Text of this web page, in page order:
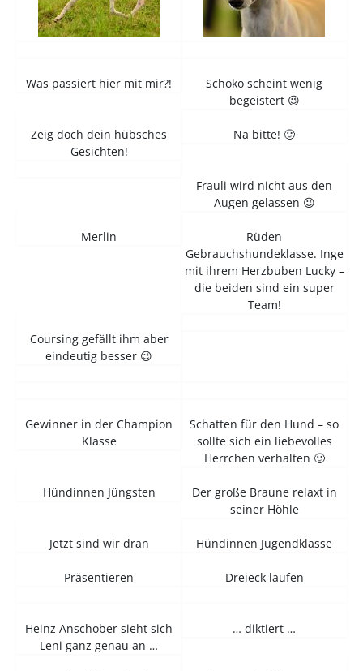
Was passiert hier mit mir?!
Schoko scheint wenig
begeistert 😉
Zeig doch dein hübsches
Gesichten!
Na bitte! 🙂
Frauli wird nicht aus den
Augen gelassen 😉
Merlin
Rüden
Gebrauchshundeklasse. Inge
mit ihrem Herzbuben Lucky –
die beiden sind ein super
Team!
Coursing gefällt ihm aber
eindeutig besser 😉
Gewinner in der Champion
Klasse
Schatten für den Hund – so
sollte sich ein liebevolles
Herrchen verhalten 🙂
Hündinnen Jüngsten
Der große Braune relaxt in
seiner Höhle
Jetzt sind wir dran Hündinnen Jugendklasse
Präsentieren Dreieck laufen
Heinz Anschober sieht sich
Leni ganz genau an …
… diktiert …